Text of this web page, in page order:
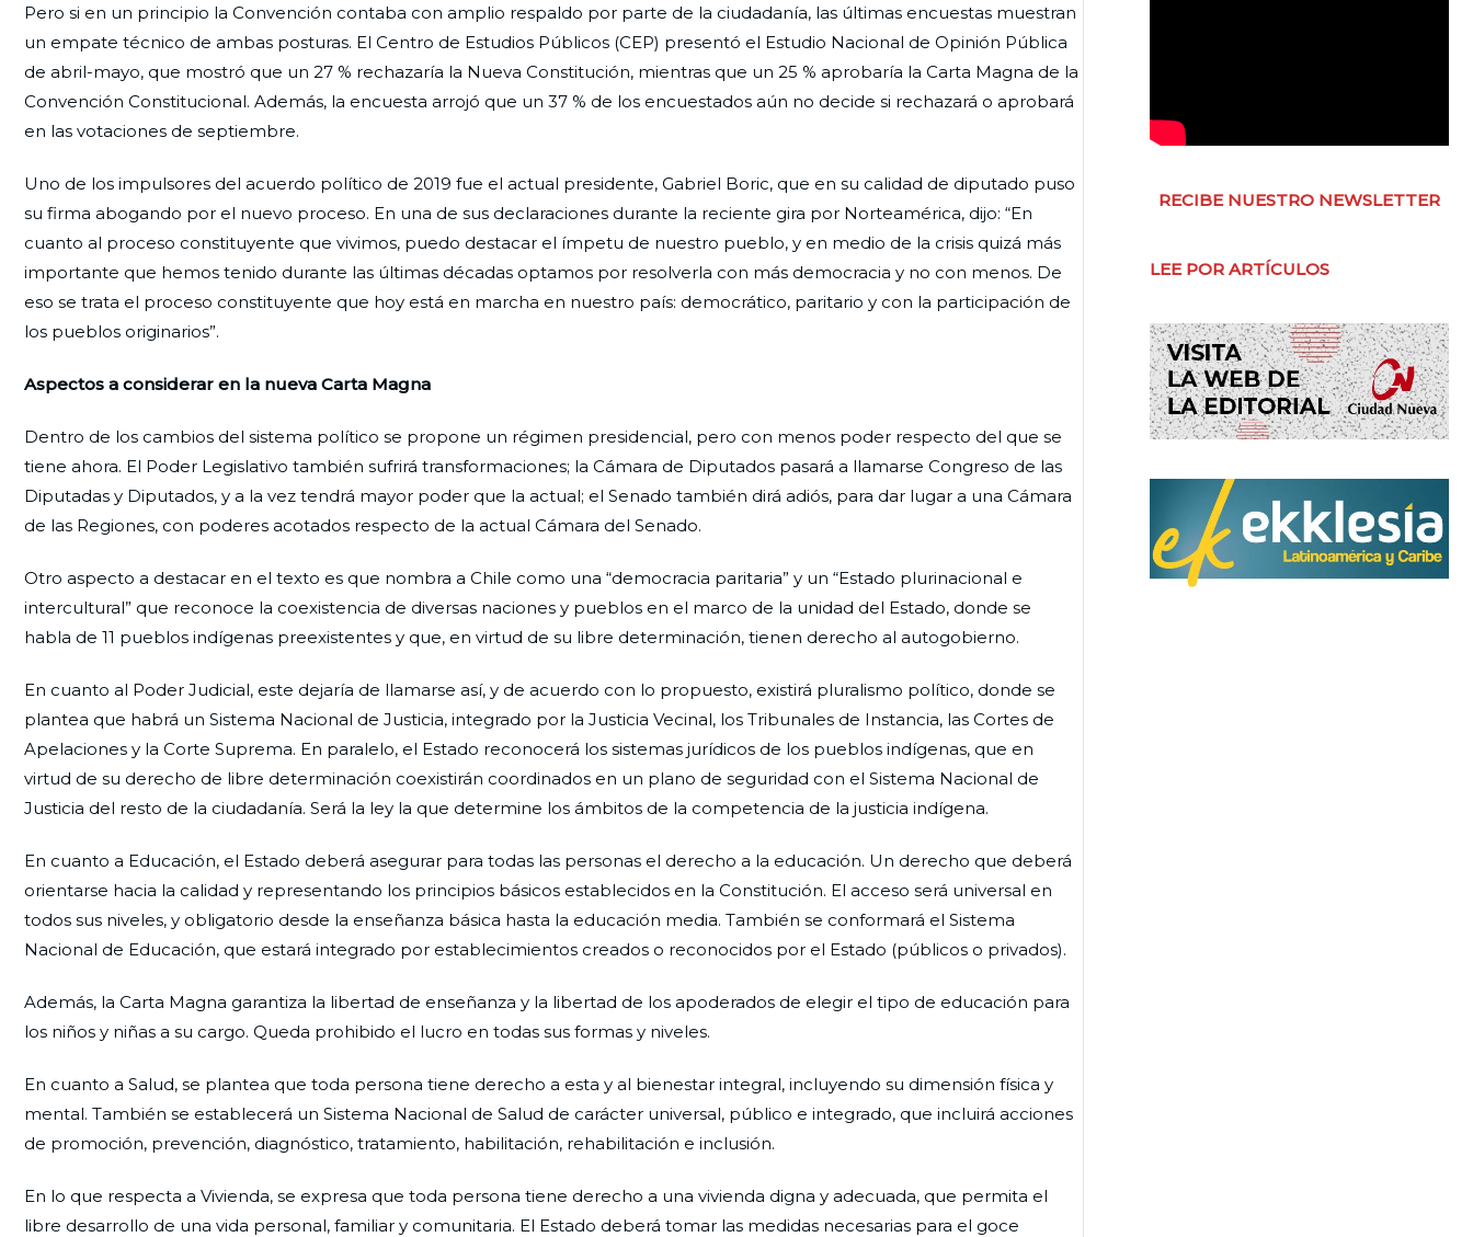
Pero si en un principio la Convención contaba con amplio respaldo por parte de la ciudadanía, las últimas encuestas muestran
un empate técnico de ambas posturas. El Centro de Estudios Públicos (CEP) presentó el Estudio Nacional de Opinión Pública
de abril-mayo, que mostró que un 27 % rechazaría la Nueva Constitución, mientras que un 25 % aprobaría la Carta Magna de la
Convención Constitucional. Además, la encuesta arrojó que un 37 % de los encuestados aún no decide si rechazará o aprobará
en las votaciones de septiembre.
Uno de los impulsores del acuerdo político de 2019 fue el actual presidente, Gabriel Boric, que en su calidad de diputado puso
su firma abogando por el nuevo proceso. En una de sus declaraciones durante la reciente gira por Norteamérica, dijo: “En
cuanto al proceso constituyente que vivimos, puedo destacar el ímpetu de nuestro pueblo, y en medio de la crisis quizá más
importante que hemos tenido durante las últimas décadas optamos por resolverla con más democracia y no con menos. De
eso se trata el proceso constituyente que hoy está en marcha en nuestro país: democrático, paritario y con la participación de
los pueblos originarios”.
Aspectos a considerar en la nueva Carta Magna
Dentro de los cambios del sistema político se propone un régimen presidencial, pero con menos poder respecto del que se
tiene ahora. El Poder Legislativo también sufrirá transformaciones; la Cámara de Diputados pasará a llamarse Congreso de las
Diputadas y Diputados, y a la vez tendrá mayor poder que la actual; el Senado también dirá adiós, para dar lugar a una Cámara
de las Regiones, con poderes acotados respecto de la actual Cámara del Senado.
Otro aspecto a destacar en el texto es que nombra a Chile como una “democracia paritaria” y un “Estado plurinacional e
intercultural” que reconoce la coexistencia de diversas naciones y pueblos en el marco de la unidad del Estado, donde se
habla de 11 pueblos indígenas preexistentes y que, en virtud de su libre determinación, tienen derecho al autogobierno.
En cuanto al Poder Judicial, este dejaría de llamarse así, y de acuerdo con lo propuesto, existirá pluralismo político, donde se
plantea que habrá un Sistema Nacional de Justicia, integrado por la Justicia Vecinal, los Tribunales de Instancia, las Cortes de
Apelaciones y la Corte Suprema. En paralelo, el Estado reconocerá los sistemas jurídicos de los pueblos indígenas, que en
virtud de su derecho de libre determinación coexistirán coordinados en un plano de seguridad con el Sistema Nacional de
Justicia del resto de la ciudadanía. Será la ley la que determine los ámbitos de la competencia de la justicia indígena.
En cuanto a Educación, el Estado deberá asegurar para todas las personas el derecho a la educación. Un derecho que deberá
orientarse hacia la calidad y representando los principios básicos establecidos en la Constitución. El acceso será universal en
todos sus niveles, y obligatorio desde la enseñanza básica hasta la educación media. También se conformará el Sistema
Nacional de Educación, que estará integrado por establecimientos creados o reconocidos por el Estado (públicos o privados).
Además, la Carta Magna garantiza la libertad de enseñanza y la libertad de los apoderados de elegir el tipo de educación para
los niños y niñas a su cargo. Queda prohibido el lucro en todas sus formas y niveles.
En cuanto a Salud, se plantea que toda persona tiene derecho a esta y al bienestar integral, incluyendo su dimensión física y
mental. También se establecerá un Sistema Nacional de Salud de carácter universal, público e integrado, que incluirá acciones
de promoción, prevención, diagnóstico, tratamiento, habilitación, rehabilitación e inclusión.
En lo que respecta a Vivienda, se expresa que toda persona tiene derecho a una vivienda digna y adecuada, que permita el
libre desarrollo de una vida personal, familiar y comunitaria. El Estado deberá tomar las medidas necesarias para el goce
RECIBE NUESTRO NEWSLETTER
LEE POR ARTÍCULOS